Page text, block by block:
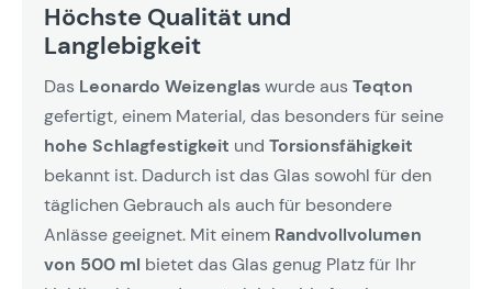
Höchste Qualität und
Langlebigkeit
Das Leonardo Weizenglaswurde aus Teqton
gefertigt, einem Material, das besonders für seine
hohe Schlagfestigkeit und Torsionsfähigkeit
bekannt ist. Dadurch ist das Glas sowohl für den
täglichen Gebrauch als auch für besondere
Anlässe geeignet. Mit einem Randvollvolumen
von 500 ml bietet das Glas genug Platz für Ihr